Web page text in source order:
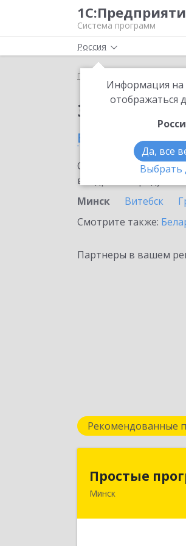
Система программ
Россия
Информация на
отображаться
Да, все
Выбрать
Главная
Заказать
в Минске
Ознакомьтесь с
внедрение продукта.
Минск
Витебск
Смотрите также:
Партнеры в вашем
Рекомендованные
Простые
Минск220116, пр-т